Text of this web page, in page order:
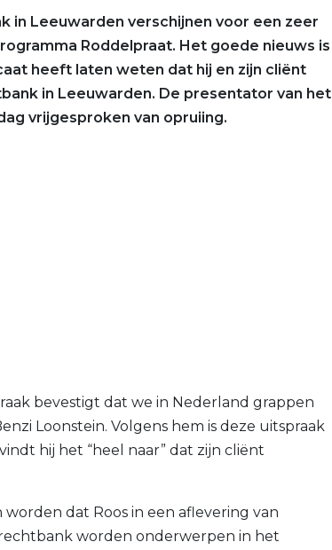
in Leeuwarden verschijnen voor een zeer
Roddelpraat. Het goede nieuws is
heeft laten weten dat hij en zijn cliënt
in Leeuwarden. De presentator van het
vrijgesproken van opruiing.
bevestigt dat we in Nederland grappen
Loonstein. Volgens hem is deze uitspraak
hij het “heel naar” dat zijn cliënt
dat Roos in een aflevering van
worden onderwerpen in het